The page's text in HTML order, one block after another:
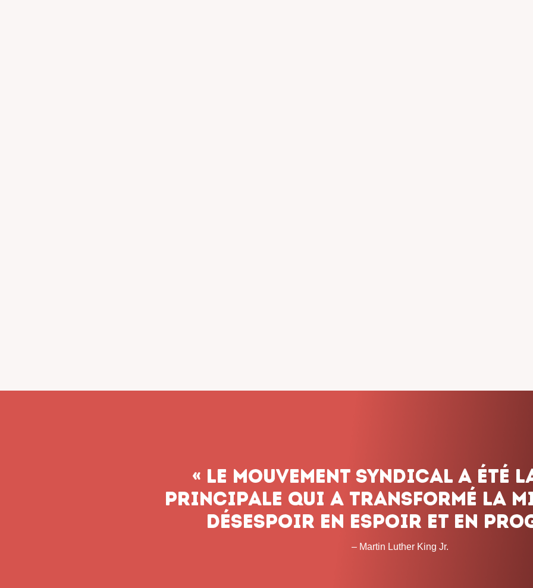
« Le syndicalisme ne renonce
n’abandonnons pas le combat,
soient les obstacles et peu
temps que cela prendra. »